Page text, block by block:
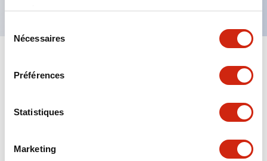
services.
Nécessaires
Préférences
Statistiques
Marketing
1 Produits Filtres